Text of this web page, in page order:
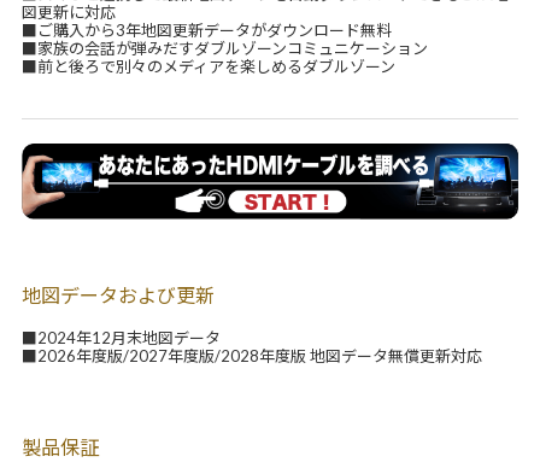
図更新に対応
■ご購入から3年地図更新データがダウンロード無料
■家族の会話が弾みだすダブルゾーンコミュニケーション
■前と後ろで別々のメディアを楽しめるダブルゾーン
地図データおよび更新
■2024年12月末地図データ
■2026年度版/2027年度版/2028年度版 地図データ無償更新対応
製品保証